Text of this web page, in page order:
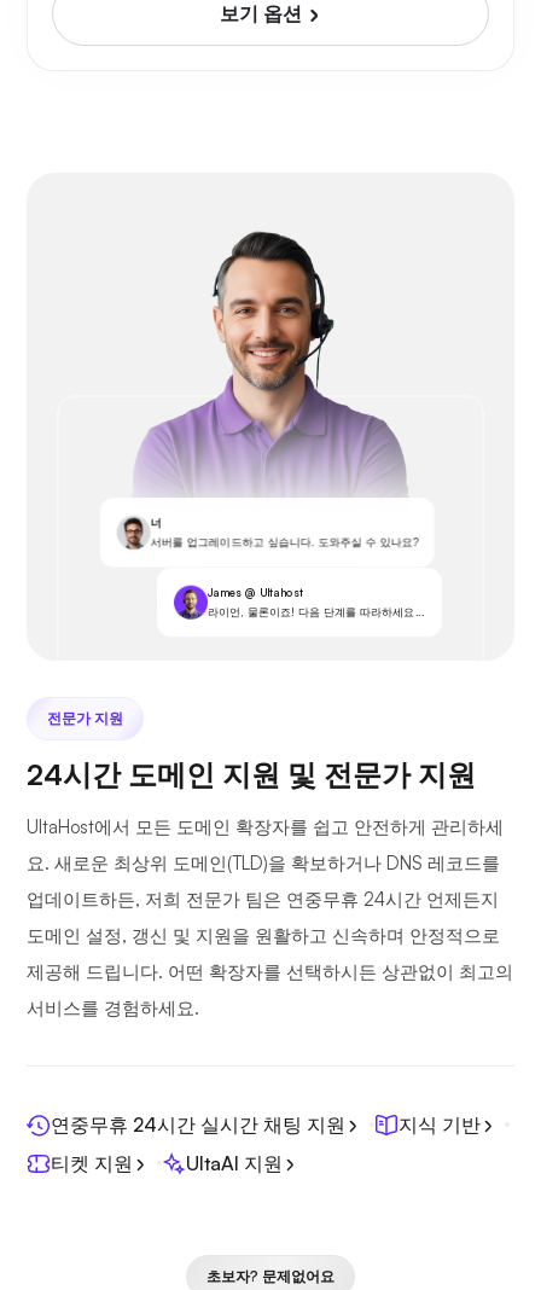
보기 옵션
너
서버를 업그레이드하고 싶습니다. 도와주실 수 있나요?
James @ Ultahost
라이언, 물론이죠! 다음 단계를 따라하세요...
전문가 지원
24시간 도메인 지원 및 전문가 지원
UltaHost에서 모든 도메인 확장자를 쉽고 안전하게 관리하세
요. 새로운 최상위 도메인(TLD)을 확보하거나 DNS 레코드를
업데이트하든, 저희 전문가 팀은 연중무휴 24시간 언제든지
도메인 설정, 갱신 및 지원을 원활하고 신속하며 안정적으로
제공해 드립니다. 어떤 확장자를 선택하시든 상관없이 최고의
서비스를 경험하세요.
연중무휴 24시간 실시간 채팅 지원
지식 기반
티켓 지원
UltaAI 지원
초보자? 문제없어요